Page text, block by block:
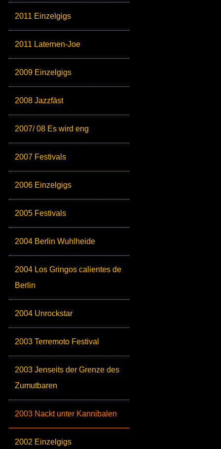
2011 Einzelgigs
2011 Laternen-Joe
2009 Einzelgigs
2008 Jazzfäst
2007/ 08 Es wird eng
2007 Festivals
2006 Einzelgigs
2005 Festivals
2004 Berlin Wuhlheide
2004 Los Gringos calientes de
Berlin
2004 Unrockstar
2003 Terremoto Festival
2003 Jenseits der Grenze des
Zumutbaren
2003 Nackt unter Kannibalen
2002 Einzelgigs